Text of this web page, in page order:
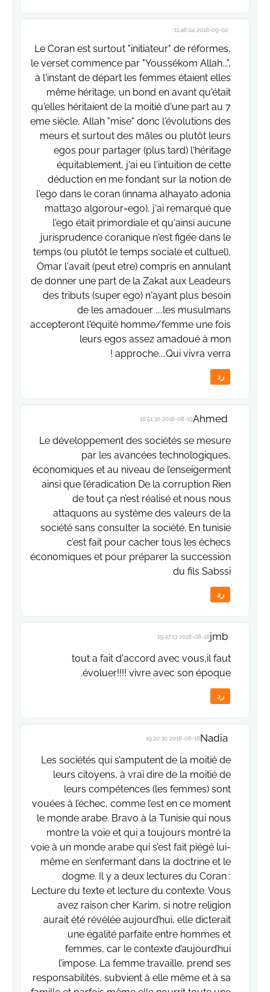
2018-09-02 11:48:04
Le Coran est surtout "initiateur" de réformes,
le verset commence par "Youssékom Allah...",
à l'instant de départ les femmes étaient elles
même héritage, un bond en avant qu'était
qu'elles héritaient de la moitié d'une part au 7
eme siècle, Allah "mise" donc l'évolutions des
meurs et surtout des mâles ou plutôt leurs
egos pour partager (plus tard) l'héritage
équitablement, j'ai eu l'intuition de cette
déduction en me fondant sur la notion de
l'ego dans le coran (innama alhayato adonia
matta3o algorour=ego), j'ai remarqué que
l'ego était primordiale et qu'ainsi aucune
jurisprudence coranique n'est figée dans le
temps (ou plutôt le temps sociale et cultuel),
Omar l'avait (peut etre) compris en annulant
de donner une part de la Zakat aux Leadeurs
des tributs (super ego) n'ayant plus besoin
de les amadouer ....les musulmans
accepteront l'équité homme/femme une fois
leurs egos assez amadoué à mon
approche....Qui vivra verra !
رد
Ahmed
2018-08-19 10:51:30
Le développement des sociétés se mesure
par les avancées technologiques,
économiques et au niveau de l’enseigerment
ainsi que l’éradication De la corruption Rien
de tout ça n’est réalisé et nous nous
attaquons au système des valeurs de la
société sans consulter la société. En tunisie
c’est fait pour cacher tous les échecs
économiques et pour préparer la succession
du fils Sabssi
رد
jmb
2018-08-18 19:47:13
tout a fait d'accord avec vous,il faut
évoluer!!!! vivre avec son époque.
رد
Nadia
2018-08-18 19:20:30
Les sociétés qui s’amputent de la moitié de
leurs citoyens, à vrai dire de la moitié de
leurs compétences (les femmes) sont
vouées à l’échec, comme l’est en ce moment
le monde arabe. Bravo à la Tunisie qui nous
montre la voie et qui a toujours montré la
voie à un monde arabe qui s’est fait piégé lui-
même en s’enfermant dans la doctrine et le
dogme. Il y a deux lectures du Coran :
Lecture du texte et lecture du contexte. Vous
avez raison cher Karim, si notre religion
aurait été révélée aujourd’hui, elle dicterait
une égalité parfaite entre hommes et
femmes, car le contexte d’aujourd’hui
l’impose. La femme travaille, prend ses
responsabilités, subvient à elle même et à sa